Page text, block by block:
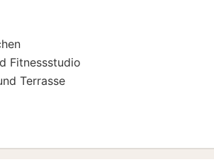
Fitnessstudio
Terrasse